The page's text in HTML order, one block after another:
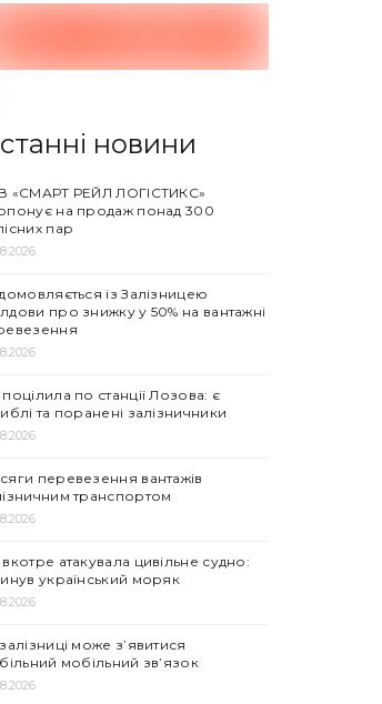
новини
«СМАРТ РЕЙЛ ЛОГІСТИКС»
на продаж понад 300
пар
із Залізницею
про знижку у 50% на вантажні
по станції Лозова: є
та поранені залізничники
перевезення вантажів
транспортом
атакувала цивільне судно:
український моряк
може з’явитися
мобільний зв’язок